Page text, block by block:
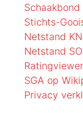
Schaakbond
Stichts-
Netstand
Netstand
SGA op
Privacy